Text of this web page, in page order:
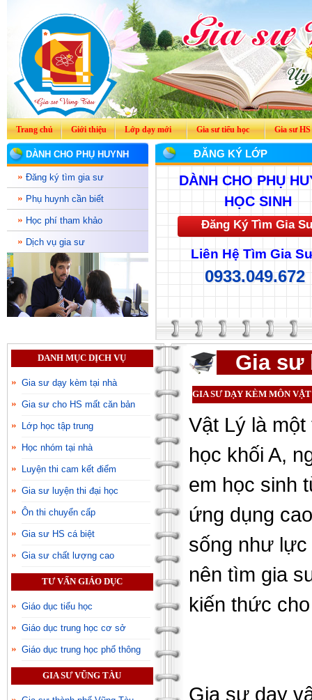
Trang chủ Giới thiệu Lớp dạy mới Gia sư tiểu học Gia sư HS
DÀNH CHO PHỤ HUYNH
Đăng ký tìm gia sư
Phụ huynh cần biết
Học phí tham khảo
Dịch vụ gia sư
ĐĂNG KÝ LỚP
DÀNH CHO PHỤ
HỌC SINH
Đăng Ký Tìm Gia
Liên Hệ Tìm Gia
0933.049.672
DANH MỤC DỊCH VỤ
Gia sư dạy kèm tại nhà
Gia sư cho HS mất căn bản
Lớp học tập trung
Học nhóm tại nhà
Luyện thi cam kết điểm
Gia sư luyện thi đại học
Ôn thi chuyển cấp
Gia sư HS cá biệt
Gia sư chất lượng cao
TƯ VẤN GIÁO DỤC
Giáo dục tiểu học
Giáo dục trung học cơ sở
Giáo dục trung học phổ thông
GIA SƯ VŨNG TÀU
Gia sư
GIA SƯ DẠY KÈM MÔN
Vật Lý là
học khối A,
em học sinh
ứng dụng
sống như
nên tìm gia
kiến thức
Gia sư dạy